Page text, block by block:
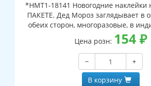
*НМТ1-18141 Новогодние наклейки
ПАКЕТЕ. Дед Мороз заглядывает в
обеих сторон, многоразовые, в
упаковке, с европодвесом и
Цена розн: 154₽
−
+
В корзину